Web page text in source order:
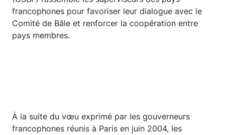
francophones pour favoriser leur dialogue avec le
Comité de Bâle et renforcer la coopération entre
pays membres.
À la suite du vœu exprimé par les gouverneurs
francophones réunis à Paris en juin 2004, les